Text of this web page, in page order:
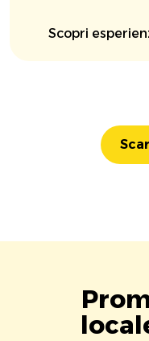
Scopri